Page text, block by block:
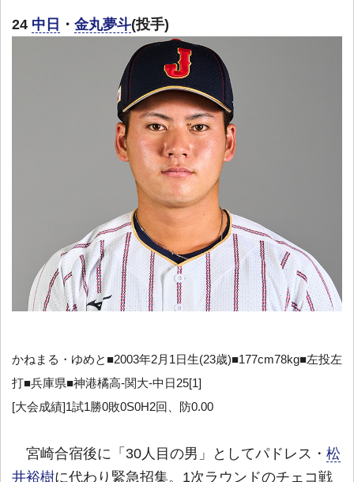
24 中日 ・ 金丸夢斗(投手)
かねまる・ゆめと■2003年2月1日生(23歳)■177cm78kg■左投左
打■兵庫県■神港橘高-関大-中日25[1]
[大会成績]1試1勝0敗0S0H2回、防0.00
宮崎合宿後に「30人目の男」としてパドレス・ 松
井裕樹に代わり緊急招集。1次ラウンドのチェコ戦